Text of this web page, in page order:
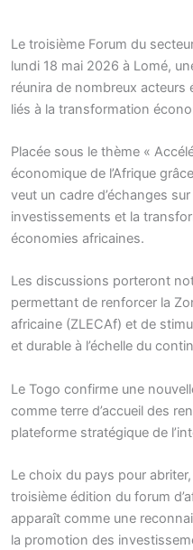
Le troisième Forum du
lundi 18 mai 2026 à Lomé,
réunira de nombreux acteurs
liés à la transformation
Placée sous le thème «
économique de l’Afrique
veut un cadre d’échanges
investissements et la
économies africaines.
Les discussions porteront
permettant de renforcer la
africaine (ZLECAf) et de
et durable à l’échelle du
Le Togo confirme une
comme terre d’accueil des
plateforme stratégique de
Le choix du pays pour
troisième édition du forum
apparaît comme une
la promotion des